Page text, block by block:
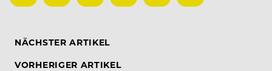
NÄCHSTER ARTIKEL
VORHERIGER ARTIKEL